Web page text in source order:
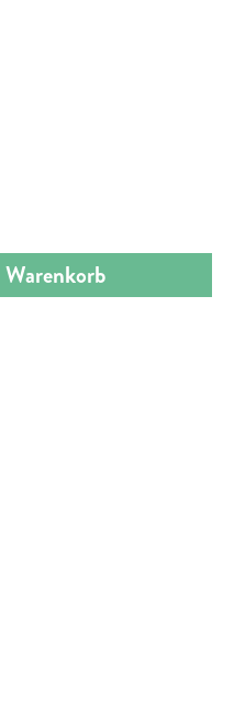
Wert ein oder